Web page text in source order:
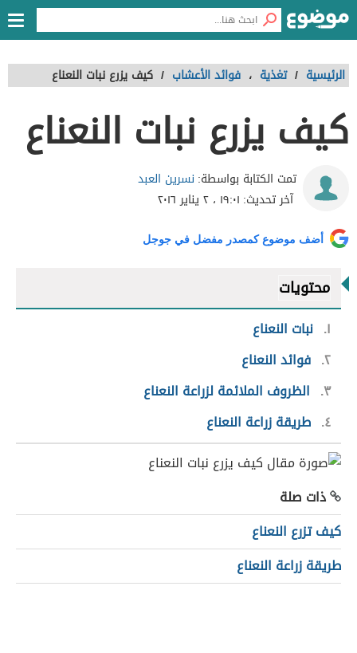
الرئيسية / تغذية ، فوائد الأعشاب / كيف يزرع نبات النعناع
كيف يزرع نبات النعناع
تمت الكتابة بواسطة: نسرين العبد
آخر تحديث: ١٩:٠١ ، ٢ يناير ٢٠١٦
أضف موضوع كمصدر مفضل في جوجل
محتويات
١ نبات النعناع
٢ فوائد النعناع
٣
الظروف الملائمة لزراعة النعناع
٤ طريقة زراعة النعناع
ذات صلة
كيف تزرع النعناع
طريقة زراعة النعناع